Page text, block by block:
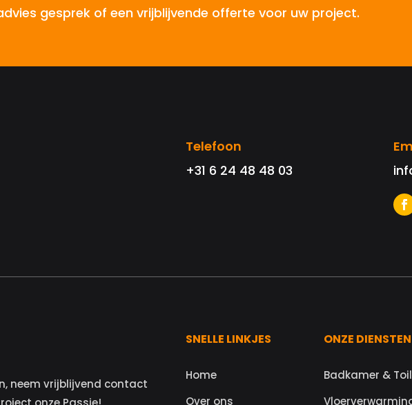
gesprek of een vrijblijvende offerte voor uw project.
Telefoon
+31 6 24 48 48 03
neem vrijblijvend contact
SNELLE LINKJES
Home
Over ons
ONZE DIENSTEN
Badkamer &